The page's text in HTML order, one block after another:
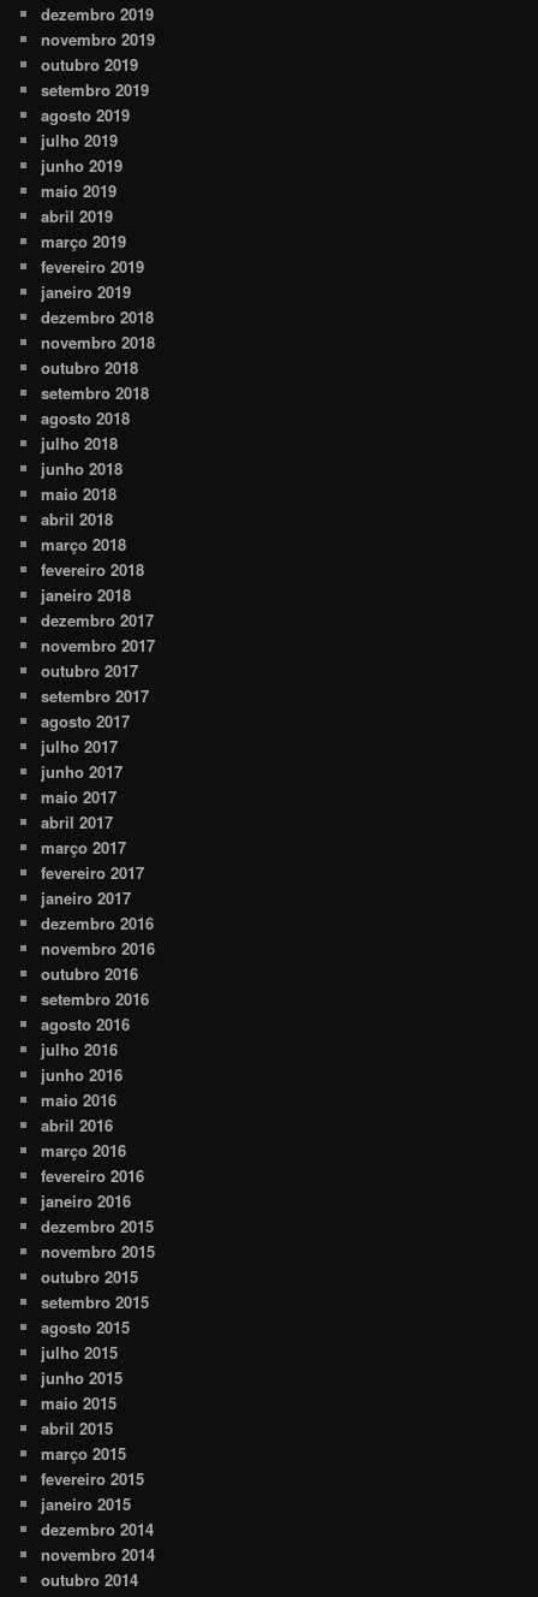
dezembro 2019
novembro 2019
outubro 2019
setembro 2019
agosto 2019
julho 2019
junho 2019
maio 2019
abril 2019
março 2019
fevereiro 2019
janeiro 2019
dezembro 2018
novembro 2018
outubro 2018
setembro 2018
agosto 2018
julho 2018
junho 2018
maio 2018
abril 2018
março 2018
fevereiro 2018
janeiro 2018
dezembro 2017
novembro 2017
outubro 2017
setembro 2017
agosto 2017
julho 2017
junho 2017
maio 2017
abril 2017
março 2017
fevereiro 2017
janeiro 2017
dezembro 2016
novembro 2016
outubro 2016
setembro 2016
agosto 2016
julho 2016
junho 2016
maio 2016
abril 2016
março 2016
fevereiro 2016
janeiro 2016
dezembro 2015
novembro 2015
outubro 2015
setembro 2015
agosto 2015
julho 2015
junho 2015
maio 2015
abril 2015
março 2015
fevereiro 2015
janeiro 2015
dezembro 2014
novembro 2014
outubro 2014